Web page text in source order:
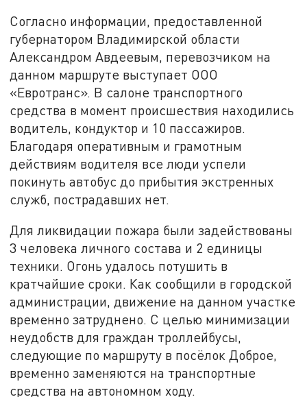
Согласно информации, предоставленной
губернатором Владимирской области
Александром Авдеевым, перевозчиком на
данном маршруте выступает ООО
«Евротранс». В салоне транспортного
средства в момент происшествия находились
водитель, кондуктор и 10 пассажиров.
Благодаря оперативным и грамотным
действиям водителя все люди успели
покинуть автобус до прибытия экстренных
служб, пострадавших нет.
Для ликвидации пожара были задействованы
3 человека личного состава и 2 единицы
техники. Огонь удалось потушить в
кратчайшие сроки. Как сообщили в городской
администрации, движение на данном участке
временно затруднено. С целью минимизации
неудобств для граждан троллейбусы,
следующие по маршруту в посёлок Доброе,
временно заменяются на транспортные
средства на автономном ходу.